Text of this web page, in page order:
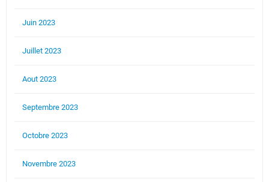
Juin 2023
Juillet 2023
Aout 2023
Septembre 2023
Octobre 2023
Novembre 2023